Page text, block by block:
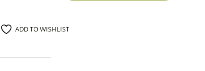
ADD TO WISHLIST